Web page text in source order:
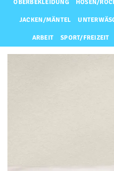
OBERBEKLEIDUNG HOSEN/
JACKEN/MÄNTEL
ARBEIT SPORT/FREIZEIT